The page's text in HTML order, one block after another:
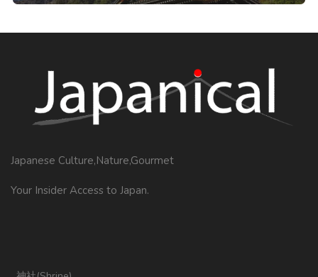
Japanese Culture,Nature,Gourmet
Your Insider Access to Japan.